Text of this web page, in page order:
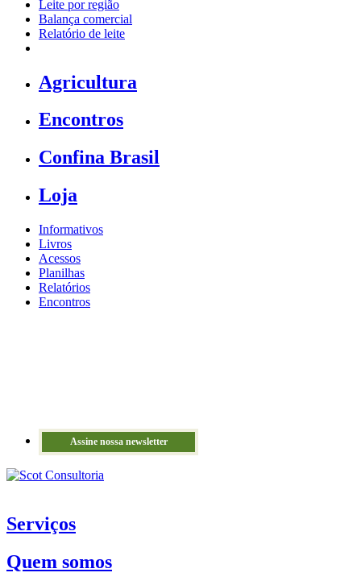
Leite por região
Balança comercial
Relatório de leite
Agricultura
Encontros
Confina Brasil
Loja
Informativos
Livros
Acessos
Planilhas
Relatórios
Encontros
Assine nossa newsletter
Serviços
Quem somos